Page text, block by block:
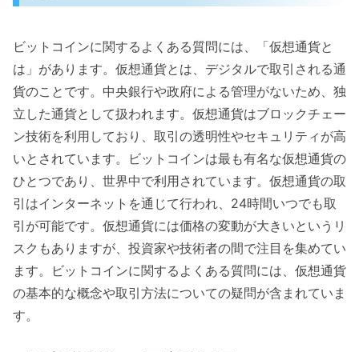
ビットコインに関するよくある質問には、「仮想通貨と
は」があります。仮想通貨とは、デジタルで取引される通
貨のことです。中央銀行や政府による管理がないため、独
立した通貨として扱われます。仮想通貨はブロックチェー
ン技術を利用しており、取引の透明性やセキュリティが高
いとされています。ビットコインは最も有名な仮想通貨の
ひとつであり、世界中で利用されています。仮想通貨の取
引はインターネットを通じて行われ、24時間いつでも取
引が可能です。仮想通貨には価格の変動が大きいというリ
スクもありますが、投資家や技術者の間で注目を集めてい
ます。ビットコインに関するよくある質問には、仮想通貨
の基本的な概念や取引方法についての疑問が含まれていま
す。